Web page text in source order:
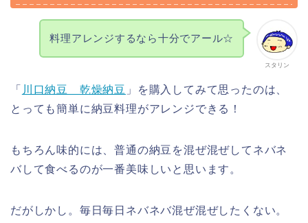
スタリン
料理アレンジするなら十分でアール☆
「 川口納豆 乾燥納豆 」を購入してみて思ったのは、
とっても簡単に納豆料理がアレンジできる！
もちろん味的には、普通の納豆を混ぜ混ぜしてネバネ
バして食べるのが一番美味しいと思います。
だがしかし。毎日毎日ネバネバ混ぜ混ぜしたくない。